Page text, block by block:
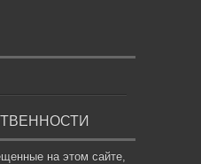
на этом сайте,